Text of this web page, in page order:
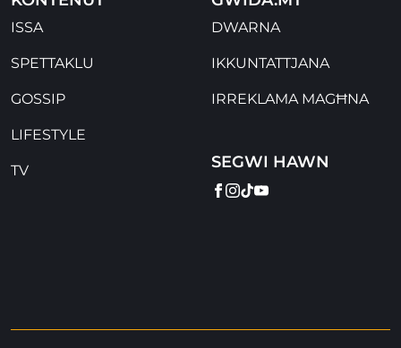
ISSA
SPETTAKLU
GOSSIP
LIFESTYLE
TV
DWARNA
IKKUNTATTJANA
IRREKLAMA MAGĦNA
SEGWI HAWN
FACEBOOK
INSTAGRAM
TIKTOK
YOUTUBE